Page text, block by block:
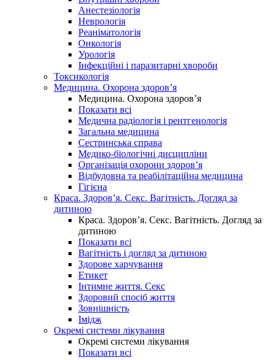
Анестезіологія
Неврологія
Реаніматологія
Онкологія
Урологія
Інфекційні і паразитарні хвороби
Токсикологія
Медицина. Охорона здоров’я
Медицина. Охорона здоров’я
Показати всі
Медична радіологія і рентгенологія
Загальна медицина
Сестринська справа
Медико-біологічні дисципліни
Організація охорони здоров’я
Відбудовна та реабілітаційна медицина
Гігієна
Краса. Здоров’я. Секс. Вагітність. Догляд за
дитиною
Краса. Здоров’я. Секс. Вагітність. Догляд за
дитиною
Показати всі
Вагітність і догляд за дитиною
Здорове харчування
Етикет
Інтимне життя. Секс
Здоровий спосіб життя
Зовнішність
Імідж
Окремі системи лікування
Окремі системи лікування
Показати всі